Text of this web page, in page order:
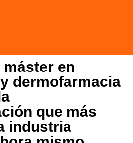
máster en
dermofarmacia
que más
industria